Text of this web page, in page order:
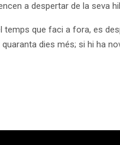
a despertar de la seva
temps que faci a fora, es
dies més; si hi ha